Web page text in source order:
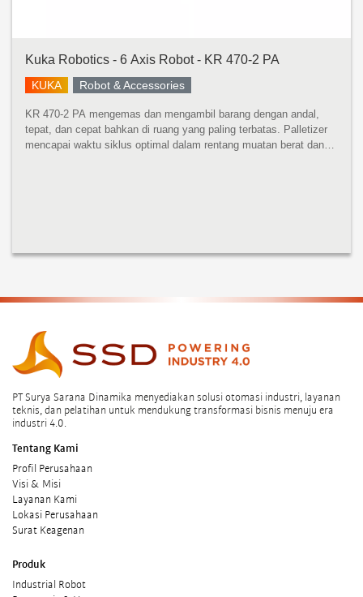
Kuka Robotics - 6 Axis Robot - KR 470-2 PA
KUKA Robot & Accessories
KR 470-2 PA mengemas dan mengambil barang dengan andal,
tepat, dan cepat bahkan di ruang yang paling terbatas. Palletizer
mencapai waktu siklus optimal dalam rentang muatan berat dan
PT Surya Sarana Dinamika menyediakan solusi otomasi industri, layanan
teknis, dan pelatihan untuk mendukung transformasi bisnis menuju era
industri 4.0.
Tentang Kami
Profil Perusahaan
Visi & Misi
Layanan Kami
Lokasi Perusahaan
Surat Keagenan
Produk
Industrial Robot